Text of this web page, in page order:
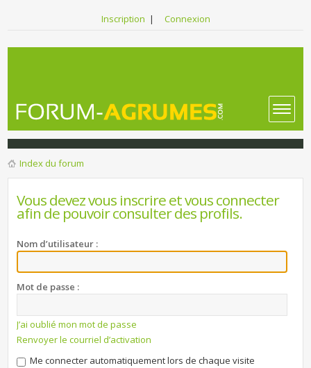
Inscription | Connexion
Index du forum
Vous devez vous inscrire et vous connecter
afin de pouvoir consulter des profils.
Nom d’utilisateur :
Mot de passe :
J’ai oublié mon mot de passe
Renvoyer le courriel d’activation
Me connecter automatiquement lors de chaque visite